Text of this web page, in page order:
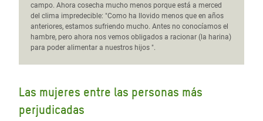
campo. Ahora cosecha mucho menos porque está a merced
del clima impredecible: "Como ha llovido menos que en años
anteriores, estamos sufriendo mucho. Antes no conocíamos el
hambre, pero ahora nos vemos obligados a racionar (la harina)
para poder alimentar a nuestros hijos ".
Las mujeres entre las personas más
perjudicadas